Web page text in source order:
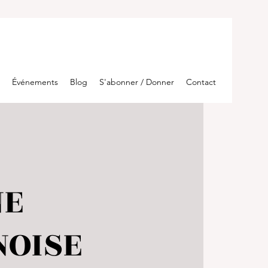
Événements Blog S'abonner / Donner Contact